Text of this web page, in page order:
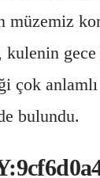
müzemiz
kulenin
çok
bulundu.